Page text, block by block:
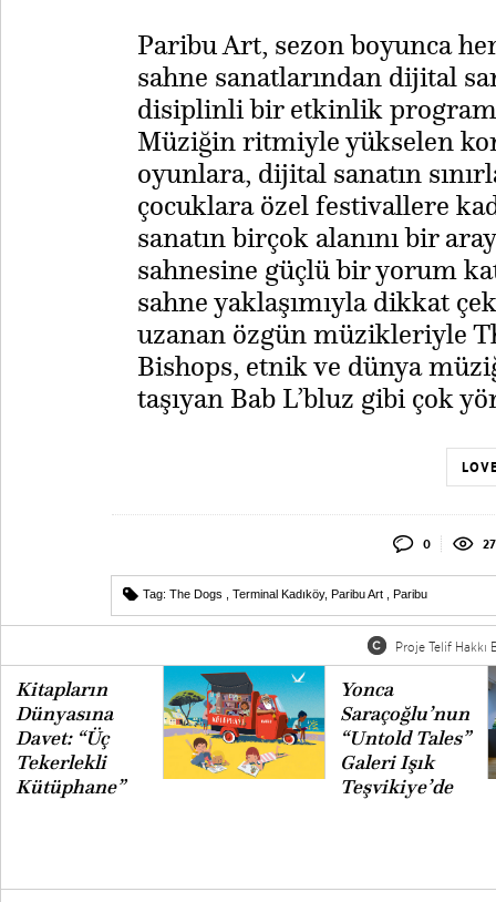
Paribu Art, sezon boyunca
sahne sanatlarından dijital
disiplinli bir etkinlik
Müziğin ritmiyle yükselen
oyunlara, dijital sanatın
çocuklara özel festivallere
sanatın birçok alanını bir
sahnesine güçlü bir yorum
sahne yaklaşımıyla dikkat
uzanan özgün müzikleriyle
Bishops, etnik ve dünya
taşıyan Bab L’bluz gibi çok
0
Tag: The Dogs Terminal Kadıköy, Paribu Art Paribu
Proje Telif Hakkı
Kitapların
Dünyasına
Davet: “Üç
Tekerlekli
Kütüphane”
Yonca
Saraçoğlu’nun
“Untold Tales”
Galeri Işık
Teşvikiye’de